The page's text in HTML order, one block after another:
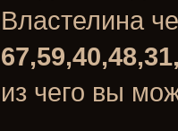
Властелина
из чего вы